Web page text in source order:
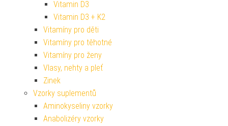
Vitamin D3
Vitamin D3 + K2
Vitamíny pro děti
Vitamíny pro těhotné
Vitamíny pro ženy
Vlasy, nehty a pleť
Zinek
Vzorky suplementů
Aminokyseliny vzorky
Anabolizéry vzorky